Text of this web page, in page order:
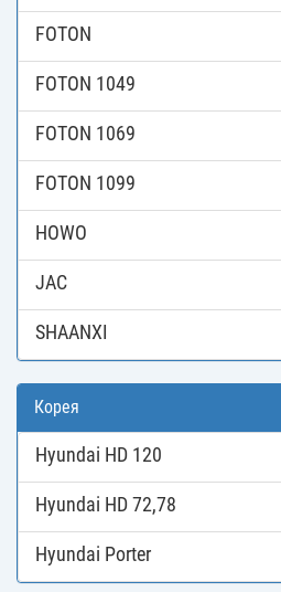
FOTON
FOTON 1049
FOTON 1069
FOTON 1099
HOWO
JAC
SHAANXI
Корея
Hyundai HD 120
Hyundai HD 72,78
Hyundai Porter